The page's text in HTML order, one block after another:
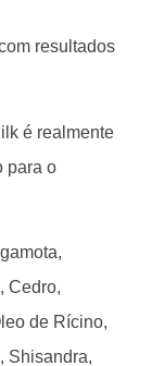
resultados
é realmente
para o
Cedro,
de Rícino,
Shisandra,